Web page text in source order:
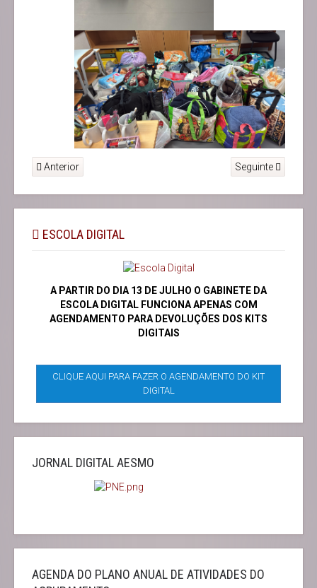
Anterior Seguinte
ESCOLA DIGITAL
A PARTIR DO DIA 13 DE JULHO O GABINETE DA
ESCOLA DIGITAL FUNCIONA APENAS COM
AGENDAMENTO PARA DEVOLUÇÕES DOS KITS
DIGITAIS
CLIQUE AQUI PARA FAZER O AGENDAMENTO DO KIT
DIGITAL
JORNAL DIGITAL AESMO
AGENDA DO PLANO ANUAL DE ATIVIDADES DO